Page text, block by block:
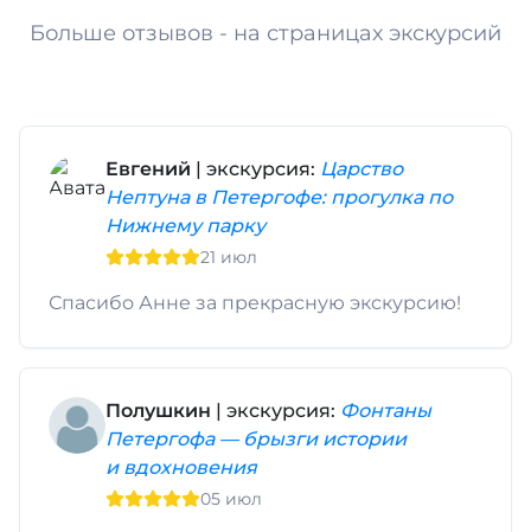
Больше отзывов - на страницах экскурсий
Евгений | экскурсия: Царство
Нептуна в Петергофе: прогулка по
Нижнему парку
21 июл
Спасибо Анне за прекрасную экскурсию!
Полушкин | экскурсия: Фонтаны
Петергофа — брызги истории
и вдохновения
05 июл